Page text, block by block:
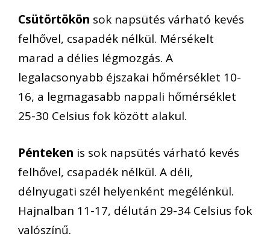
Csütörtökön sok napsütés várható kevés
felhővel, csapadék nélkül. Mérsékelt
marad a délies légmozgás. A
legalacsonyabb éjszakai hőmérséklet 10-
16, a legmagasabb nappali hőmérséklet
25-30 Celsius fok között alakul.
Pénteken is sok napsütés várható kevés
felhővel, csapadék nélkül. A déli,
délnyugati szél helyenként megélénkül.
Hajnalban 11-17, délután 29-34 Celsius fok
valószínű.